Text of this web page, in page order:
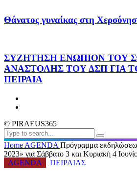
Θάνατος γυναίκας στη
ΣΥΖΗΤΗΣΗ ΕΝΩΠΙΟΝ ΤΟΥ
ΑΝΑΣΤΟΛΗΣ ΤΟΥ ΔΣΠ ΓΙΑ
ΠΕΙΡΑΙΑ
© PIRAEUS365
Home AGENDA Πρόγραμμα
2023» για Σάββατο 3 και Κυριακή 4
AGENDA
ΠΕΙΡΑΙΑΣ